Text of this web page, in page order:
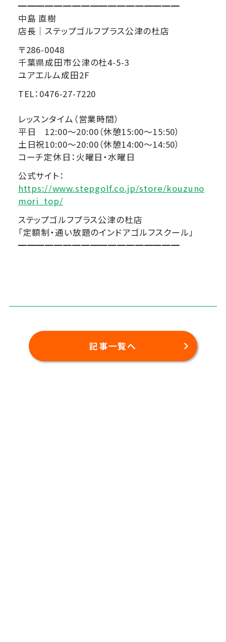
━━━━━━━━━━━━━━━━━━
中島 直樹
店長｜ステップゴルフプラス公津の杜店
〒286-0048
千葉県成田市公津の杜4-5-3
ユアエルム成田2F
TEL：0476-27-7220
レッスンタイム（営業時間）
平日 12:00～20:00（休憩15:00～15:50）
土日祝10:00～20:00（休憩14:00～14:50）
コーチ定休日：火曜日・水曜日
公式サイト：
https://www.stepgolf.co.jp/store/kouzuno
mori_top/
ステップゴルフプラス公津の杜店
「定額制・通い放題のインドアゴルフスクール」
━━━━━━━━━━━━━━━━━━
記事一覧へ